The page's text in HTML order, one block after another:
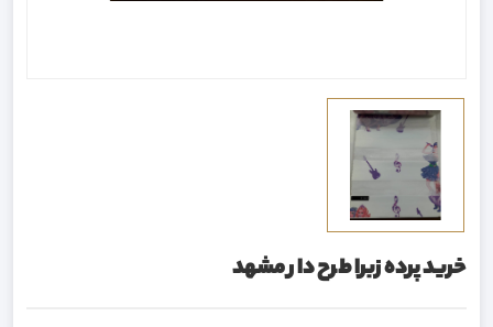
خرید پرده زبرا طرح دار مشهد